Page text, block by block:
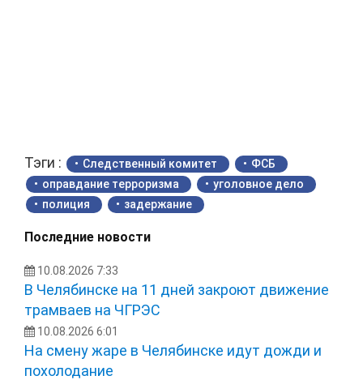
Тэги : Следственный комитет
ФСБ
оправдание терроризма
уголовное дело
полиция
задержание
Последние новости
10.08.2026 7:33
В Челябинске на 11 дней закроют движение
трамваев на ЧГРЭС
10.08.2026 6:01
На смену жаре в Челябинске идут дожди и
похолодание